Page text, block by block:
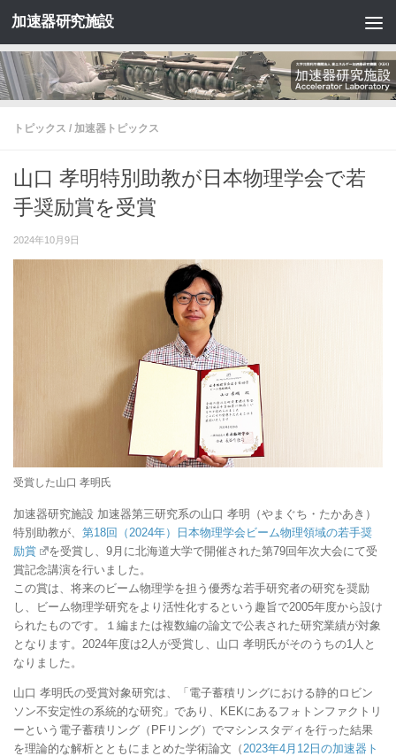
コンテンツへスキップ
加速器研究施設
トピックス / 加速器トピックス
山口 孝明特別助教が日本物理学会で若
手奨励賞を受賞
2024年10月9日
受賞した山口 孝明氏
加速器研究施設 加速器第三研究系の山口 孝明（やまぐち・たかあき）
特別助教が、 第18回（2024年）日本物理学会ビーム物理領域の若手奨
励賞
を受賞し、9月に北海道大学で開催された第79回年次大会にて受
賞記念講演を行いました。
この賞は、将来のビーム物理学を担う優秀な若手研究者の研究を奨励
し、ビーム物理学研究をより活性化するという趣旨で2005年度から設け
られたものです。１編または複数編の論文で公表された研究業績が対象
となります。2024年度は2人が受賞し、山口 孝明氏がそのうちの1人と
なりました。
山口 孝明氏の受賞対象研究は、「電子蓄積リングにおける静的ロビン
ソン不安定性の系統的な研究」であり、KEKにあるフォトンファクトリ
ーという電子蓄積リング（PFリング）でマシンスタディを行った結果
を理論的な解析とともにまとめた学術論文（ 2023年4月12日の加速器ト